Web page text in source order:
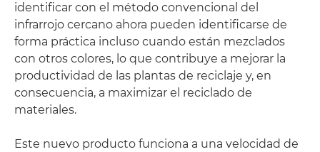
identificar con el método convencional del
infrarrojo cercano ahora pueden identificarse de
forma práctica incluso cuando están mezclados
con otros colores, lo que contribuye a mejorar la
productividad de las plantas de reciclaje y, en
consecuencia, a maximizar el reciclado de
materiales.
Este nuevo producto funciona a una velocidad de